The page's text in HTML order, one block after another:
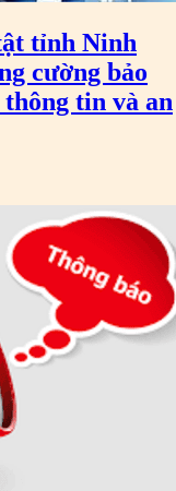
tỉnh Ninh
cường bảo
tin và an